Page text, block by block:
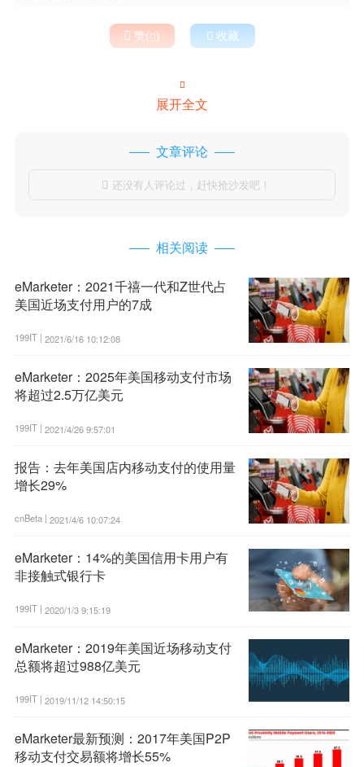
 赞()  收藏

展开全文
文章评论
 还没有人评论过，赶快抢沙发吧！
相关阅读
eMarketer：2021千禧一代和Z世代占
美国近场支付用户的7成
199IT | 2021/6/16 10:12:08
eMarketer：2025年美国移动支付市场
将超过2.5万亿美元
199IT | 2021/4/26 9:57:01
报告：去年美国店内移动支付的使用量
增长29%
cnBeta | 2021/4/6 10:07:24
eMarketer：14%的美国信用卡用户有
非接触式银行卡
199IT | 2020/1/3 9:15:19
eMarketer：2019年美国近场移动支付
总额将超过988亿美元
199IT | 2019/11/12 14:50:15
eMarketer最新预测：2017年美国P2P
移动支付交易额将增长55%